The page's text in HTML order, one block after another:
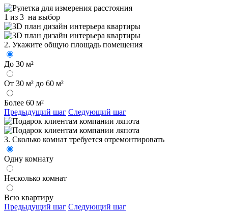
1 из 3 на выбор
2. Укажите общую площадь помещения
До 30 м²
От 30 м² до 60 м²
Более 60 м²
Предыдущий шаг Следующий шаг
3. Сколько комнат требуется отремонтировать
Одну комнату
Несколько комнат
Всю квартиру
Предыдущий шаг Следующий шаг